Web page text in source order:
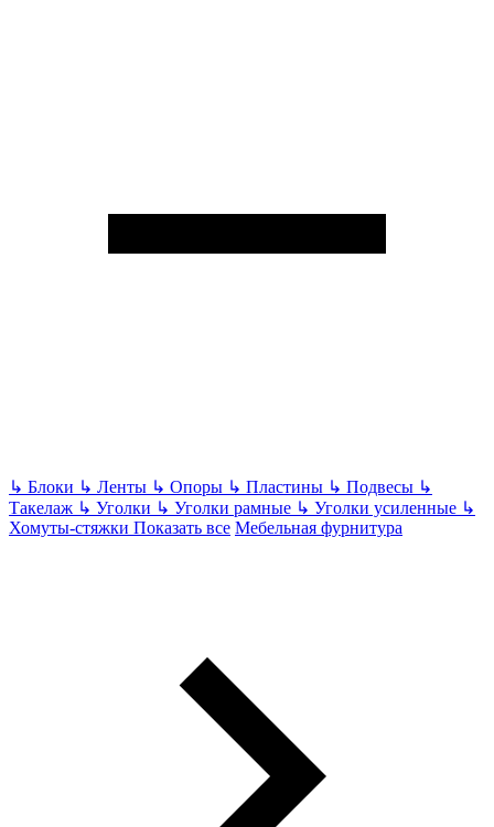
↳ Блоки ↳ Ленты ↳ Опоры ↳ Пластины ↳ Подвесы ↳
Такелаж ↳ Уголки ↳ Уголки рамные ↳ Уголки усиленные ↳
Хомуты-стяжки Показать все Мебельная фурнитура